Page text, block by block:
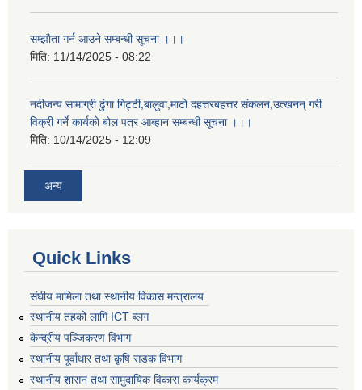
सम्झाैता गर्न आउने सम्बन्धी सूचना ।।।
मिति: 11/14/2025 - 08:22
नदीजन्य सामाग्री ढुंगा गिट्टी,बालुवा,माटो दहत्तरबहत्तर संकलन,उत्खनन् गरी
विक्री गर्ने कार्यकाे बोल पत्र आब्हान सम्बन्धी सूचना ।।।
मिति: 10/14/2025 - 12:09
अन्य
Quick Links
संघीय मामिला तथा स्थानीय विकास मन्त्रालय
स्थानीय तहको लागि ICT ब्लग
केन्द्रीय पञ्जिकरण विभाग
स्थानीय पूर्वाधार तथा कृषि सडक विभाग
स्थानीय शासन तथा सामुदायिक विकास कार्यक्रम